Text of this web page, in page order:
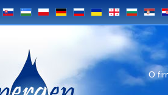
SK UZ PL DE RU UA GE BG SRB
Energen
O